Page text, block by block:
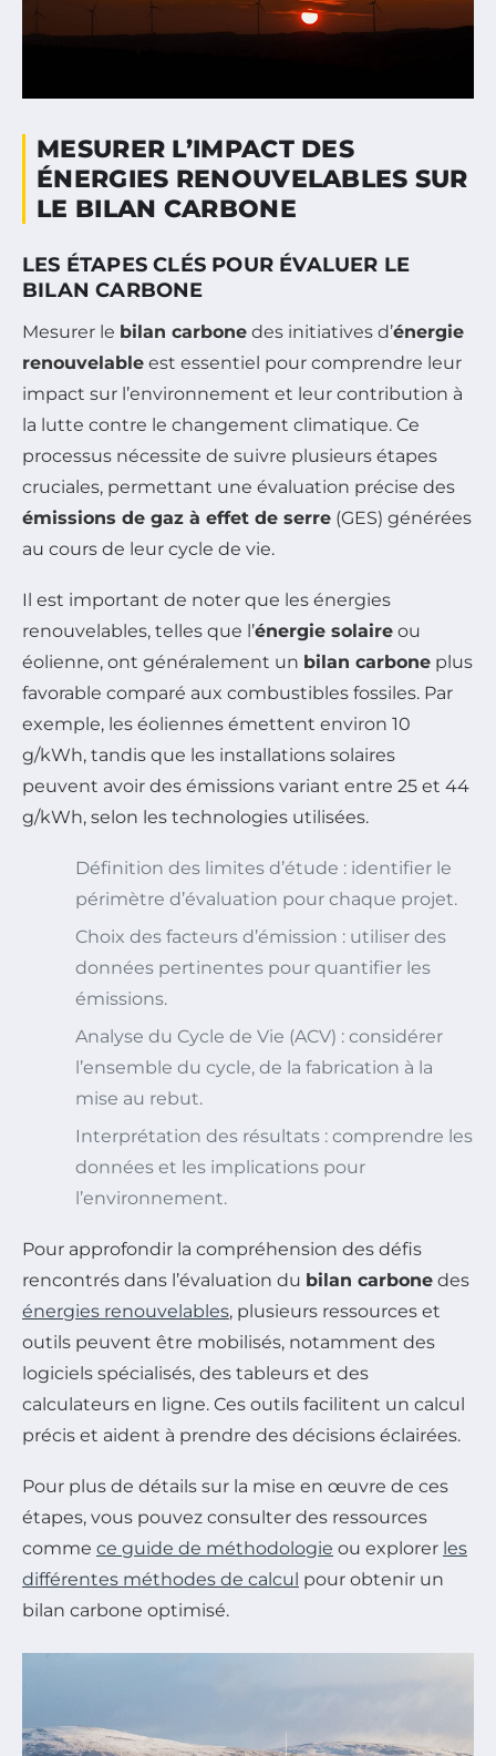
MESURER L’IMPACT DES
ÉNERGIES RENOUVELABLES SUR
LE BILAN CARBONE
LES ÉTAPES CLÉS POUR ÉVALUER LE
BILAN CARBONE
Mesurer le bilan carbone des initiatives d’énergie
renouvelable est essentiel pour comprendre leur
impact sur l’environnement et leur contribution à
la lutte contre le changement climatique. Ce
processus nécessite de suivre plusieurs étapes
cruciales, permettant une évaluation précise des
émissions de gaz à effet de serre (GES) générées
au cours de leur cycle de vie.
Il est important de noter que les énergies
renouvelables, telles que l’énergie solaire ou
éolienne, ont généralement un bilan carbone plus
favorable comparé aux combustibles fossiles. Par
exemple, les éoliennes émettent environ 10
g/kWh, tandis que les installations solaires
peuvent avoir des émissions variant entre 25 et 44
g/kWh, selon les technologies utilisées.
Définition des limites d’étude : identifier le
périmètre d’évaluation pour chaque projet.
Choix des facteurs d’émission : utiliser des
données pertinentes pour quantifier les
émissions.
Analyse du Cycle de Vie (ACV) : considérer
l’ensemble du cycle, de la fabrication à la
mise au rebut.
Interprétation des résultats : comprendre les
données et les implications pour
l’environnement.
Pour approfondir la compréhension des défis
rencontrés dans l’évaluation du bilan carbone des
énergies renouvelables, plusieurs ressources et
outils peuvent être mobilisés, notamment des
logiciels spécialisés, des tableurs et des
calculateurs en ligne. Ces outils facilitent un calcul
précis et aident à prendre des décisions éclairées.
Pour plus de détails sur la mise en œuvre de ces
étapes, vous pouvez consulter des ressources
comme ce guide de méthodologie ou explorer les
différentes méthodes de calcul pour obtenir un
bilan carbone optimisé.